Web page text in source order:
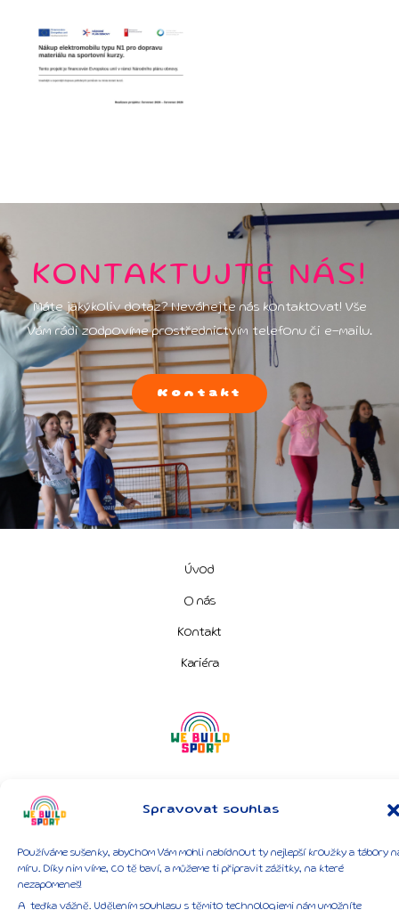
Spravovat souhlas
Používáme sušenky, abychom Vám mohli nabídnout ty nejlepší kroužky a tábory
míru. Díky nim víme, co tě baví, a můžeme ti připravit zážitky, na které
nezapomeneš!
A teďka vážně. Udělením souhlasu s těmito technologiemi nám umožníte
KONTAKTUJTE NÁS!
Máte jakýkoliv dotaz? Neváhejte nás kontaktovat! Vše
Vám rádi zodpovíme prostřednictvím telefonu či e-mailu.
Kontakt
Úvod
O nás
Kontakt
Kariéra